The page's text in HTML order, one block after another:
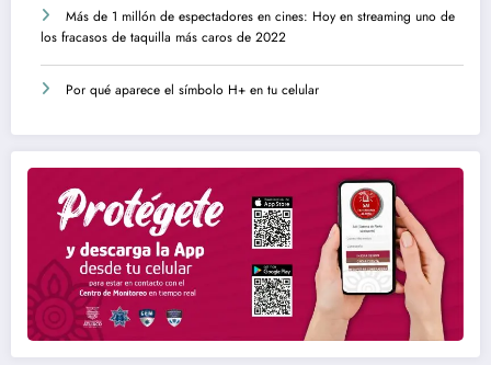
Más de 1 millón de espectadores en cines: Hoy en streaming uno de
los fracasos de taquilla más caros de 2022
Por qué aparece el símbolo H+ en tu celular